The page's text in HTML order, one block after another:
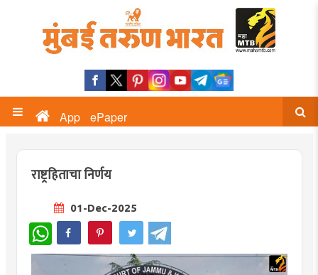
App ePaper
राष्ट्रहिताचा निर्णय
01-Dec-2025
WhatsApp